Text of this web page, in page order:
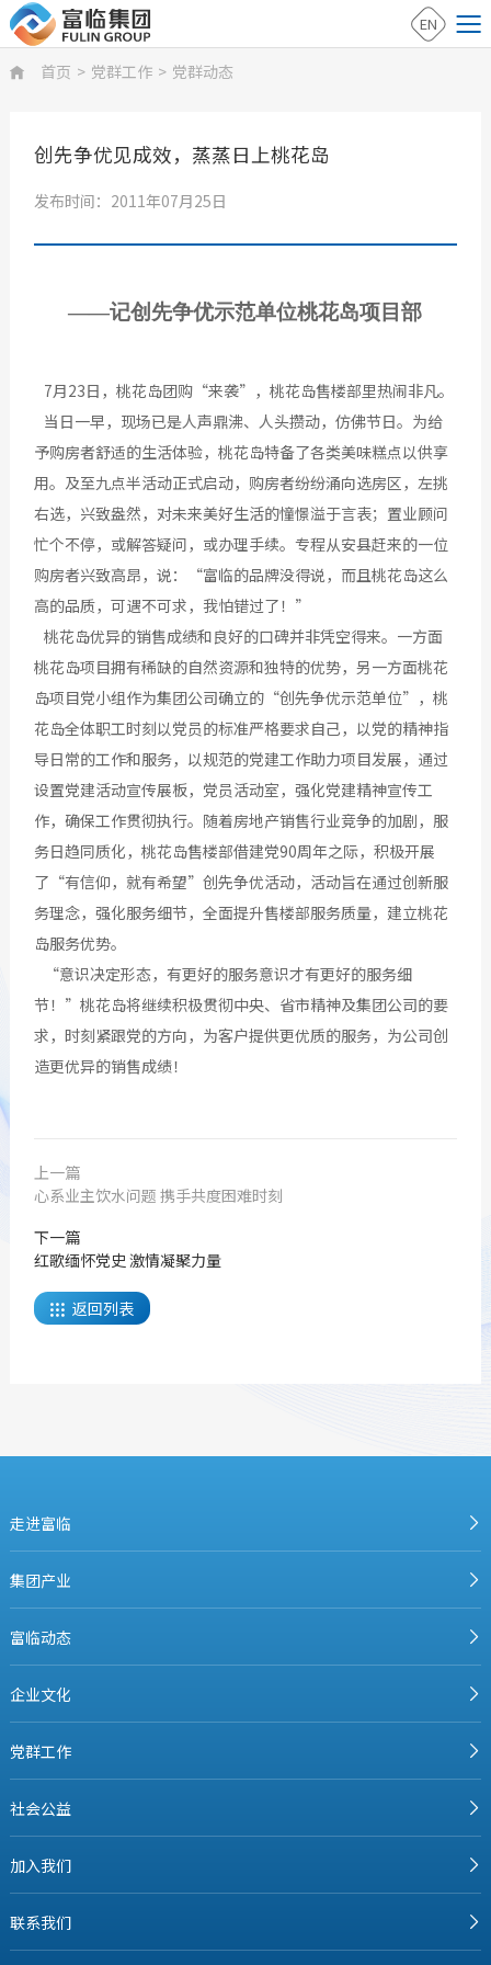
EN
 首页 > 党群工作 > 党群动态
创先争优见成效，蒸蒸日上桃花岛
发布时间：2011年07月25日
——记创先争优示范单位桃花岛项目部
7月23日，桃花岛团购“来袭”，桃花岛售楼部里热闹非凡。
当日一早，现场已是人声鼎沸、人头攒动，仿佛节日。为给
予购房者舒适的生活体验，桃花岛特备了各类美味糕点以供享
用。及至九点半活动正式启动，购房者纷纷涌向选房区，左挑
右选，兴致盎然，对未来美好生活的憧憬溢于言表；置业顾问
忙个不停，或解答疑问，或办理手续。专程从安县赶来的一位
购房者兴致高昂，说：“富临的品牌没得说，而且桃花岛这么
高的品质，可遇不可求，我怕错过了！”
桃花岛优异的销售成绩和良好的口碑并非凭空得来。一方面
桃花岛项目拥有稀缺的自然资源和独特的优势，另一方面桃花
岛项目党小组作为集团公司确立的“创先争优示范单位”，桃
花岛全体职工时刻以党员的标准严格要求自己，以党的精神指
导日常的工作和服务，以规范的党建工作助力项目发展，通过
设置党建活动宣传展板，党员活动室，强化党建精神宣传工
作，确保工作贯彻执行。随着房地产销售行业竞争的加剧，服
务日趋同质化，桃花岛售楼部借建党90周年之际，积极开展
了“有信仰，就有希望”创先争优活动，活动旨在通过创新服
务理念，强化服务细节，全面提升售楼部服务质量，建立桃花
岛服务优势。
“意识决定形态，有更好的服务意识才有更好的服务细
节！”桃花岛将继续积极贯彻中央、省市精神及集团公司的要
求，时刻紧跟党的方向，为客户提供更优质的服务，为公司创
造更优异的销售成绩！
上一篇
心系业主饮水问题 携手共度困难时刻
下一篇
红歌缅怀党史 激情凝聚力量
 返回列表
走进富临
集团产业
富临动态
企业文化
党群工作
社会公益
加入我们
联系我们